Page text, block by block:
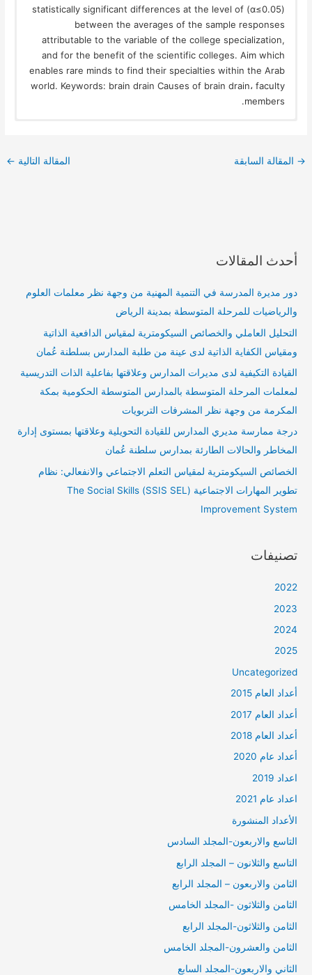
statistically significant differences at the level of (α≤0.05)
between the averages of the sample responses
attributable to the variable of the college specialization,
and for the benefit of the scientific colleges. Aim which
enables rare minds to find their specialties within the Arab
world. Keywords: brain drain Causes of brain drain، faculty
members.
→ المقالة السابقة المقالة التالية ←
أحدث المقالات
دور مديرة المدرسة في التنمية المهنية من وجهة نظر معلمات العلوم
والرياضيات للمرحلة المتوسطة بمدينة الرياض
التحليل العاملي والخصائص السيكومترية لمقياس الدافعية الذاتية
ومقياس الكفاية الذاتية لدى عينة من طلبة المدارس بسلطنة عُمان
القيادة التكيفية لدى مديرات المدارس وعلاقتها بفاعلية الذات التدريسية
لمعلمات المرحلة المتوسطة بالمدارس المتوسطة الحكومية بمكة
المكرمة من وجهة نظر المشرفات التربويات
درجة ممارسة مديري المدارس للقيادة التحويلية وعلاقتها بمستوى إدارة
المخاطر والحالات الطارئة بمدارس سلطنة عُمان
الخصائص السيكومترية لمقياس التعلم الاجتماعي والانفعالي: نظام
تطوير المهارات الاجتماعية (SSIS SEL) The Social Skills
Improvement System
تصنيفات
2022
2023
2024
2025
Uncategorized
أعداد العام 2015
أعداد العام 2017
أعداد العام 2018
أعداد عام 2020
اعداد 2019
اعداد عام 2021
الأعداد المنشورة
التاسع والاربعون-المجلد السادس
التاسع والثلانون – المجلد الرابع
الثامن والاربعون – المجلد الرابع
الثامن والثلاثون -المجلد الخامس
الثامن والثلاثون-المجلد الرابع
الثامن والعشرون-المجلد الخامس
الثاني والاربعون-المجلد السابع